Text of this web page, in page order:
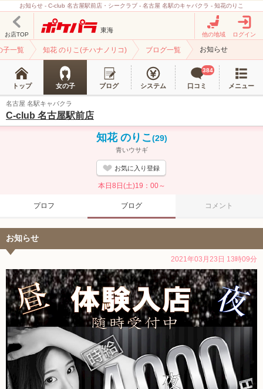
お知らせ - C-club 名古屋駅前店・シークラブ - 名古屋 名駅のキャバクラ - 知花のりこ
お店TOP
東海
他の地域 ログイン
子一覧 知花 のりこ(チハナノリコ) ブログ一覧 お知らせ
トップ 女の子 ブログ システム 口コミ
384
メニュー
名古屋 名駅キャバクラ
C-club 名古屋駅前店
知花 のりこ (29)
青いウサギ
お気に入り登録
本日8日(土)19：00～
プロフ ブログ コメント
お知らせ
2021年03月23日 13時09分